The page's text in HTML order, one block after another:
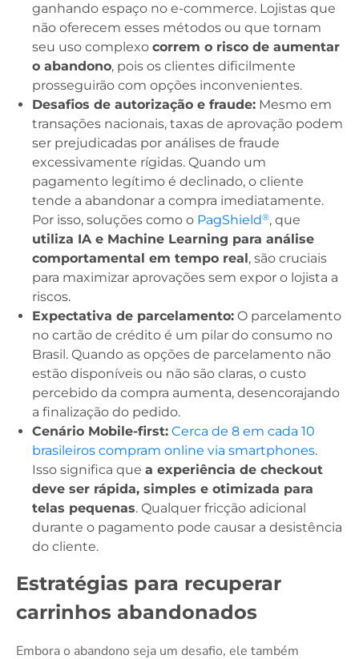
ganhando espaço no e-commerce. Lojistas que
não oferecem esses métodos ou que tornam
seu uso complexo correm o risco de aumentar
o abandono, pois os clientes dificilmente
prosseguirão com opções inconvenientes.
Desafios de autorização e fraude: Mesmo em
transações nacionais, taxas de aprovação podem
ser prejudicadas por análises de fraude
excessivamente rígidas. Quando um
pagamento legítimo é declinado, o cliente
tende a abandonar a compra imediatamente.
Por isso, soluções como o PagShield®, que
utiliza IA e Machine Learning para análise
comportamental em tempo real , são cruciais
para maximizar aprovações sem expor o lojista a
riscos.
Expectativa de parcelamento: O parcelamento
no cartão de crédito é um pilar do consumo no
Brasil. Quando as opções de parcelamento não
estão disponíveis ou não são claras, o custo
percebido da compra aumenta, desencorajando
a finalização do pedido.
Cenário Mobile-first: Cerca de 8 em cada 10
brasileiros compram online via smartphones.
Isso significa que a experiência de checkout
deve ser rápida, simples e otimizada para
telas pequenas. Qualquer fricção adicional
durante o pagamento pode causar a desistência
do cliente.
Estratégias para recuperar
carrinhos abandonados
Embora o abandono seja um desafio, ele também